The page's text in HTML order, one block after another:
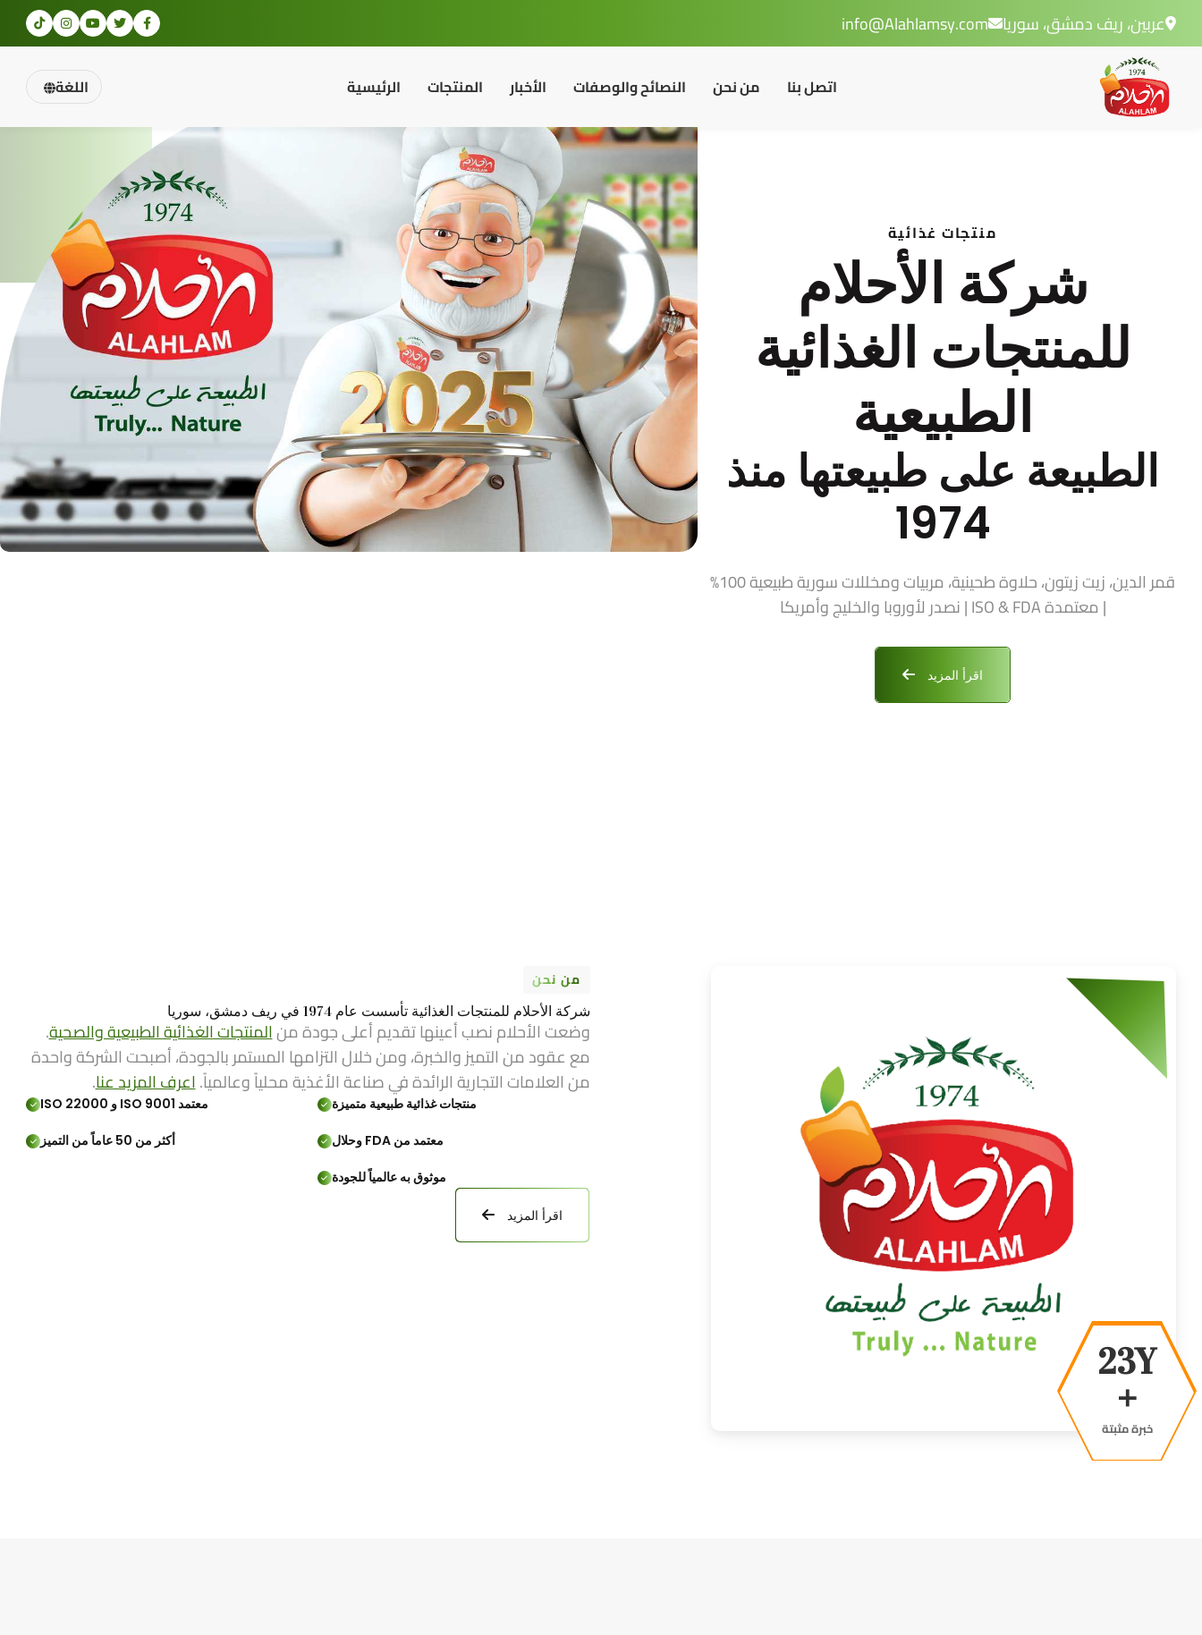
عربين، ريف دمشق، سوريا info@Alahlamsy.com
الرئيسية المنتجات الأخبار النصائح والوصفات من نحن اتصل بنا اللغة
منتجات غذائية
شركة الأحلام
للمنتجات الغذائية
الطبيعية
الطبيعة على طبيعتها منذ
1974
قمر الدين، زيت زيتون، حلاوة طحينية، مربيات ومخللات سورية طبيعية 100%
| معتمدة ISO & FDA | نصدر لأوروبا والخليج وأمريكا
اقرأ المزيد
40Y
+
خبرة مثبتة
من نحن
شركة الأحلام للمنتجات الغذائية تأسست عام 1974 في ريف دمشق، سوريا
وضعت الأحلام نصب أعينها تقديم أعلى جودة منالمنتجات الغذائية الطبيعية والصحية.
مع عقود من التميز والخبرة، ومن خلال التزامها المستمر بالجودة، أصبحت الشركة واحدة
من العلامات التجارية الرائدة في صناعة الأغذية محلياً وعالمياً.اعرف المزيد عنا.
منتجات غذائية طبيعية متميزة معتمد ISO 9001 و ISO 22000
معتمد من FDA وحلال أكثر من 50 عاماً من التميز
موثوق به عالمياً للجودة
اقرأ المزيد